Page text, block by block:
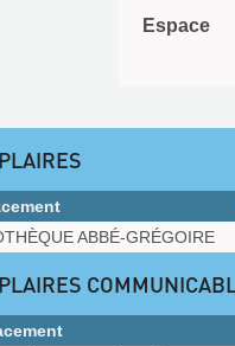
Espace
ABBÉ-GRÉGOIRE